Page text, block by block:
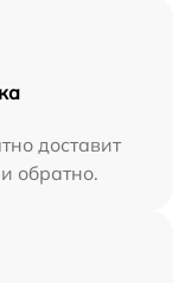
доставит
обратно.